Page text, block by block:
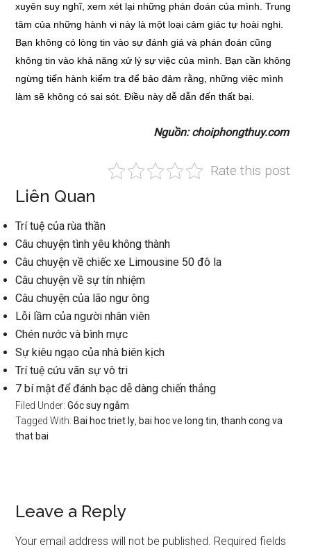
xuyên suy nghĩ, xem xét lại những phán đoán của mình. Trung
tâm của những hành vi này là một loại cảm giác tự hoài nghi.
Bạn không có lòng tin vào sự đánh giá và phán đoán cũng
không tin vào khả năng xử lý sự việc của mình. Bạn cần không
ngừng tiến hành kiểm tra để bảo đảm rằng, những việc mình
làm sẽ không có sai sót. Điều này dễ dẫn đến thất bại.
Nguồn: choiphongthuy.com
Rate this post
Liên Quan
Trí tuệ của rùa thần
Câu chuyện tình yêu không thành
Câu chuyện về chiếc xe Limousine 50 đô la
Câu chuyện về sự tín nhiệm
Câu chuyện của lão ngư ông
Lỗi lầm của người nhân viên
Chén nước và bình mực
Sự kiêu ngạo của nhà biên kịch
Trí tuệ cứu vãn sự vô tri
7 bí mật để đánh bạc dễ dàng chiến thắng
Filed Under:Góc suy ngẫm
Tagged With: Bai hoc triet ly bai hoc ve long tin ,thanh cong va
that bai
Reader
Interactions
Leave a Reply
Your email address will not be published. Required fields